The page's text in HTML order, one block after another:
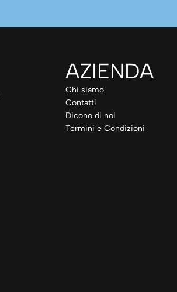
AZIENDA
Chi siamo
Contatti
Dicono di noi
Termini e Condizioni